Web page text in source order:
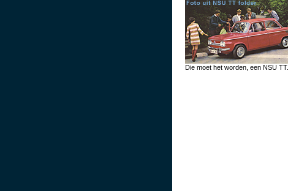
Die moet het worden, een NSU TT.